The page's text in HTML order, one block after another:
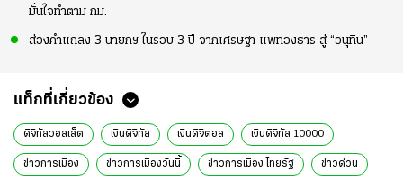
มั่นใจทำตาม กม.
ส่องคำแถลง 3 นายกฯ ในรอบ 3 ปี จากเศรษฐา แพทองธาร สู่ “อนุทิน”
แท็กที่เกี่ยวข้อง
ดิจิทัลวอลเล็ต เงินดิจิทัล เงินดิจิตอล เงินดิจิทัล 10000
ข่าวการเมือง ข่าวการเมืองวันนี้ ข่าวการเมือง ไทยรัฐ ข่าวด่วน